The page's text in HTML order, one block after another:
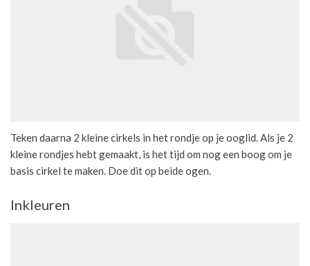
Teken daarna 2 kleine cirkels in het rondje op je ooglid. Als je 2
kleine rondjes hebt gemaakt, is het tijd om nog een boog om je
basis cirkel te maken. Doe dit op beide ogen.
Inkleuren